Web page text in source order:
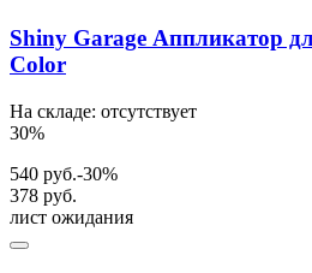
Shiny Garage Аппликатор
Color
На складе: отсутствует
30%
540 руб.-30%
378 руб.
лист ожидания